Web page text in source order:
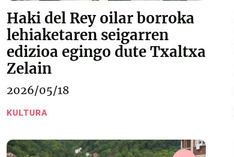
Haki del Rey oilar borroka
lehiaketaren seigarren
edizioa egingo dute Txaltxa
Zelain
2026/05/18
KULTURA